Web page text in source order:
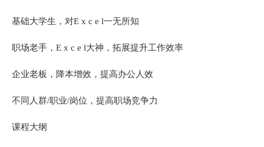
基础大学生，对E x c e l一无所知
职场老手，E x c e l大神，拓展提升工作效率
企业老板，降本增效，提高办公人效
不同人群/职业/岗位，提高职场竞争力
课程大纲